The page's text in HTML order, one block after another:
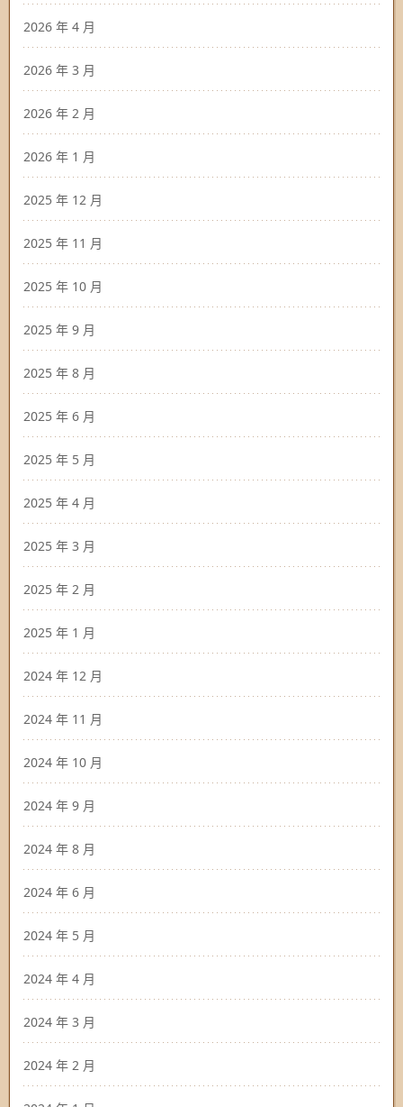
2026 年 4 月
2026 年 3 月
2026 年 2 月
2026 年 1 月
2025 年 12 月
2025 年 11 月
2025 年 10 月
2025 年 9 月
2025 年 8 月
2025 年 6 月
2025 年 5 月
2025 年 4 月
2025 年 3 月
2025 年 2 月
2025 年 1 月
2024 年 12 月
2024 年 11 月
2024 年 10 月
2024 年 9 月
2024 年 8 月
2024 年 6 月
2024 年 5 月
2024 年 4 月
2024 年 3 月
2024 年 2 月